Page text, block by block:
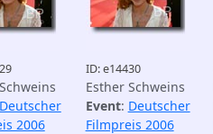
Deutscher
2006
ID: e14430
Esther Schweins
Event: Deutscher
Filmpreis 2006